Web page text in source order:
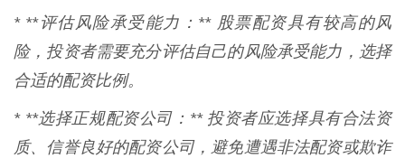
* **评估风险承受能力：** 股票配资具有较高的风
险，投资者需要充分评估自己的风险承受能力，选择
合适的配资比例。
* **选择正规配资公司：** 投资者应选择具有合法资
质、信誉良好的配资公司，避免遭遇非法配资或欺诈